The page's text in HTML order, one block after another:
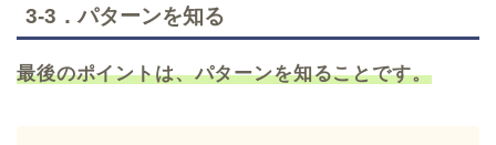
3-3．パターンを知る
最後のポイントは、パターンを知ることです。